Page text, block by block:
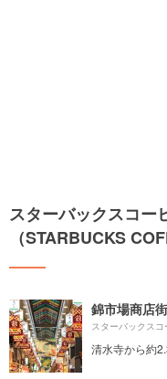
スターバックスコー
（STARBUCKS
錦市場商店街
清水寺から約